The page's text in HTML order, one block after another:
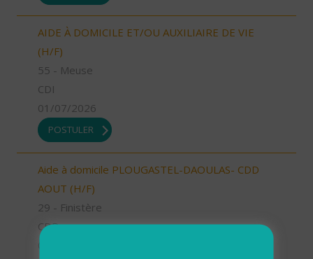
AIDE À DOMICILE ET/OU AUXILIAIRE DE VIE
(H/F)
55 - Meuse
CDI
01/07/2026
POSTULER
Aide à domicile PLOUGASTEL-DAOULAS- CDD
AOUT (H/F)
29 - Finistère
CDD